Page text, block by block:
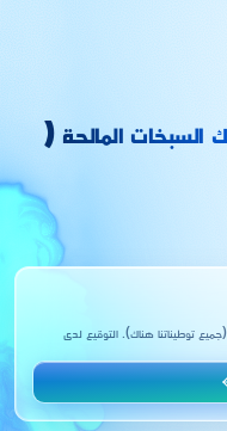
السبخات المالحة (
(جميع توطيناتنا هناك). التوقيع لدى